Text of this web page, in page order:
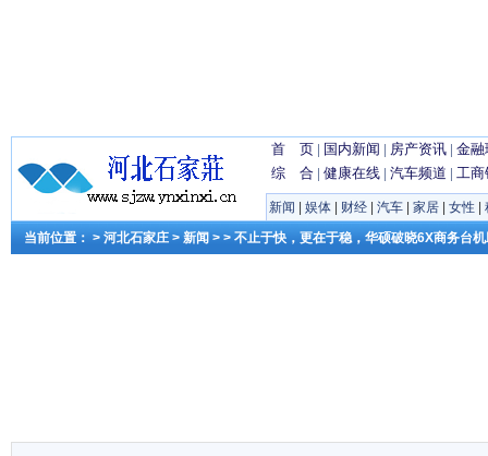
首 页 | 国内新闻 | 房产资讯 | 金融
综 合 | 健康在线 | 汽车频道 | 工商
新闻 娱体 财经 汽车 家居 女性
当前位置： > 河北石家庄 > 新闻 > > 不止于快，更在于稳，华硕破晓6X商务台